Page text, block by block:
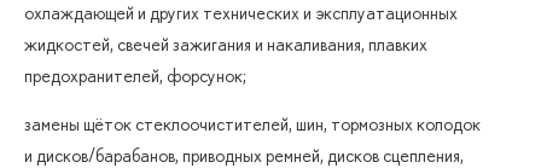
охлаждающей и других технических и эксплуатационных
жидкостей, свечей зажигания и накаливания, плавких
предохранителей, форсунок;
замены щёток стеклоочистителей, шин, тормозных колодок
и дисков/барабанов, приводных ремней, дисков сцепления,